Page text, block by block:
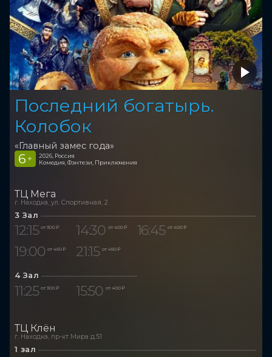
Последний богатырь.
Колобок
«Главный замес года»
6 +
2026, Россия
Комедия, Фэнтези, Приключения
ТЦ Мега
г. Находка, ул. Спортивная, 2
3 Зал
12:15 от 300 ₽ 14:30 от 400 ₽ 16:45 от 400 ₽
19:00 от 450 ₽ 21:15 от 450 ₽
4 Зал
11:25 от 300 ₽ 15:50 от 400 ₽
ТЦ Клён
г. Находка, пр-кт Мира д.51
1 зал